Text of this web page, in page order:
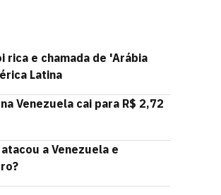
rica e chamada de 'Arábia
Latina
Venezuela cai para R$ 2,72
a Venezuela e